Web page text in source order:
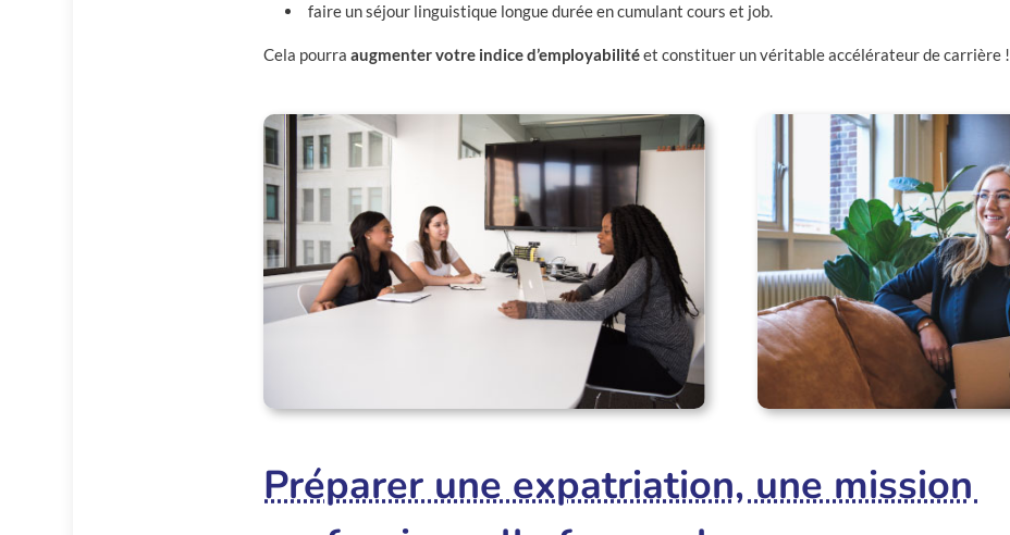
faire un séjour linguistique longue durée en cumulant cours et job.
Cela pourra augmenter votre indice d’employabilitéet constituer un véritable accélérateur de carrière !
Préparer une expatriation, une mission